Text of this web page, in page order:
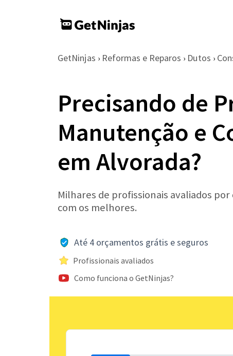
GetNinjas › Reformas e Reparos › Dutos ›
Precisando de
Manutenção e
em Alvorada?
Milhares de profissionais avaliados
com os melhores.
Até 4 orçamentos grátis e seguros
Profissionais avaliados
Como funciona o GetNinjas?